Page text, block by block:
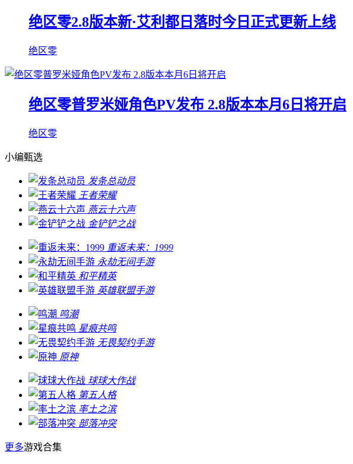
绝区零2.8版本新·艾利都日落时今日正式更新上线
绝区零
绝区零普罗米娅角色PV发布 2.8版本本月6日将开启
绝区零
小编甄选
发条总动员
王者荣耀
燕云十六声
金铲铲之战
重返未来：1999
永劫无间手游
和平精英
英雄联盟手游
鸣潮
星痕共鸣
无畏契约手游
原神
球球大作战
第五人格
率土之滨
部落冲突
更多游戏合集